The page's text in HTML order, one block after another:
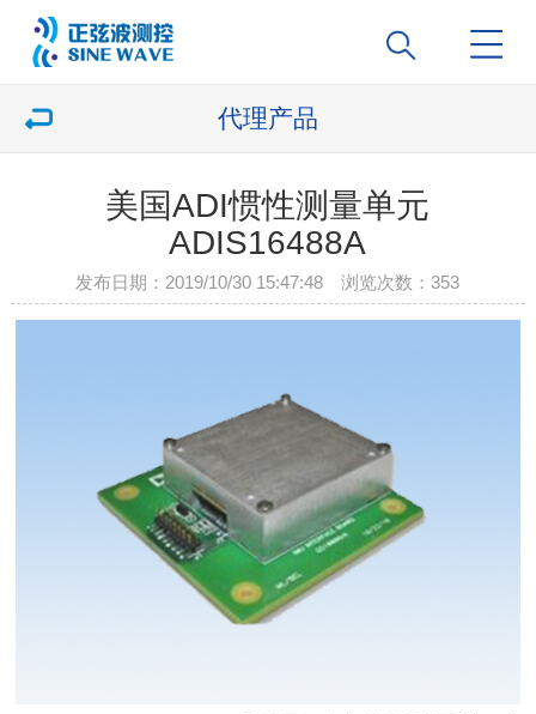
代理产品
美国ADI惯性测量单元
ADIS16488A
发布日期：2019/10/30 15:47:48 浏览次数：353